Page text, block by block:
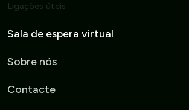
Ligações úteis
Sala de espera virtual
Sobre nós
Contacte